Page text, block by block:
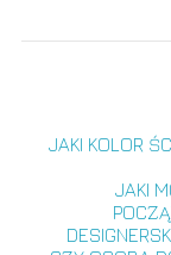
JAKI KOLOR
JAKI